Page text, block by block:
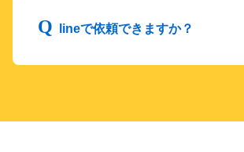
lineで依頼できますか？